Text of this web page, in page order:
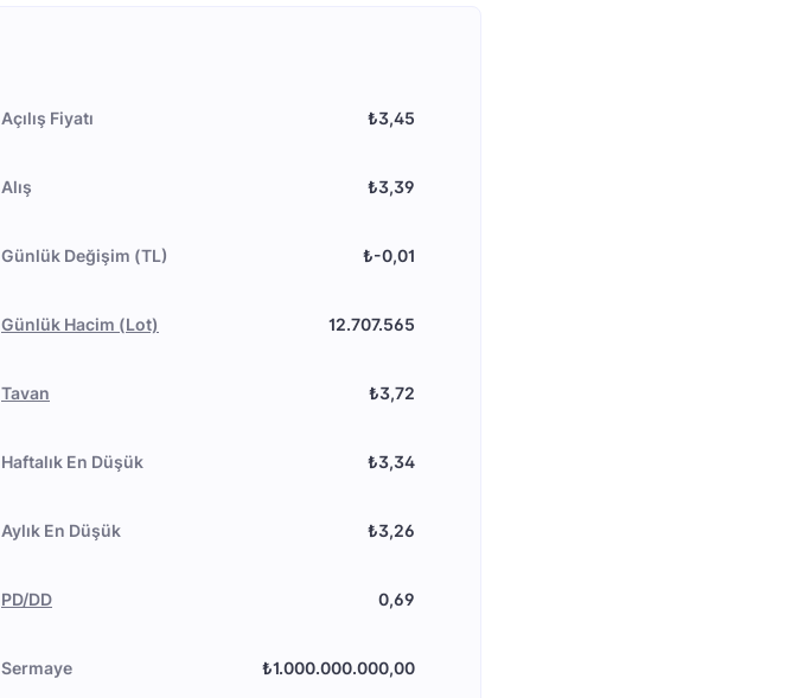
Açılış Fiyatı ₺3,45
Alış ₺3,39
Günlük Değişim (TL) ₺-0,01
Günlük Hacim (Lot) 12.707.565
Tavan ₺3,72
Haftalık En Düşük ₺3,34
Aylık En Düşük ₺3,26
PD/DD 0,69
Sermaye ₺1.000.000.000,00